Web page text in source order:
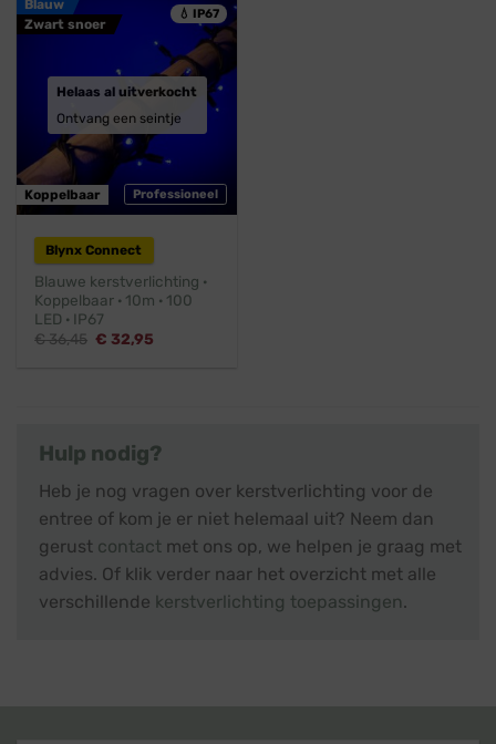
💧 IP67
Blauw
Zwart snoer
Professioneel
Koppelbaar
Helaas al uitverkocht
Ontvang een seintje
Blynx Connect
Blauwe kerstverlichting ·
Koppelbaar · 10m · 100
LED · IP67
€36,45 Oorspronkelijke
€ 32,95
Hulp nodig?
Heb je nog vragen over kerstverlichting voor de
entree of kom je er niet helemaal uit? Neem dan
gerust contact met ons op, we helpen je graag met
advies. Of klik verder naar het overzicht met alle
verschillende kerstverlichting toepassingen.